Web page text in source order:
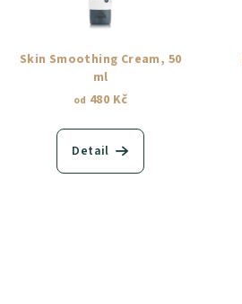
Skin Smoothing Cream, 50
ml
od 480 Kč
Detail